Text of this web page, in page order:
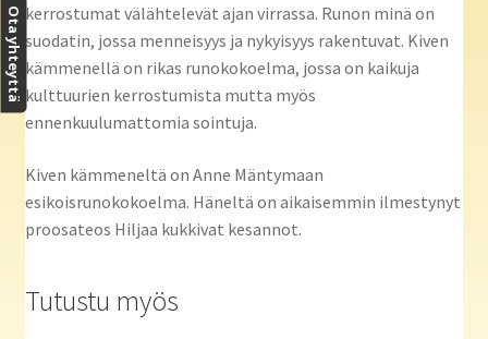
kerrostumat välähtelevät ajan virrassa. Runon minä on
suodatin, jossa menneisyys ja nykyisyys rakentuvat. Kiven
kämmenellä on rikas runokokoelma, jossa on kaikuja
kulttuurien kerrostumista mutta myös
ennenkuulumattomia sointuja.
Kiven kämmeneltä on Anne Mäntymaan
esikoisrunokokoelma. Häneltä on aikaisemmin ilmestynyt
proosateos Hiljaa kukkivat kesannot.
Tutustu myös
Ota yhteyttä